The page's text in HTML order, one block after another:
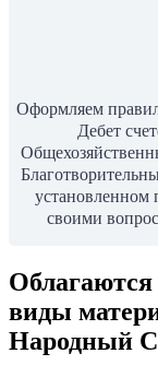
Оформляем
Дебет
установленном
своими
виды
Народный